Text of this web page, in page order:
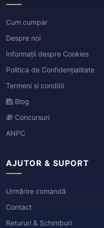
Cum cumpar
Despre noi
Informații despre Cookies
Politica de Confidențialitate
Termeni si conditii
Blog
🎁 Concursuri
ANPC
AJUTOR & SUPORT
Urmărire comandă
Contact
Retururi & Schimburi